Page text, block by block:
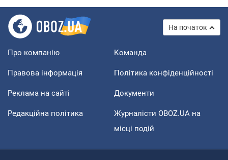
На початок
Про компанію Команда
Правова інформація Політика конфіденційності
Реклама на сайті Документи
Редакційна політика
Журналісти OBOZ.UA на
місці подій